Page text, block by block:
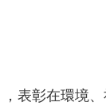
表彰在環境、